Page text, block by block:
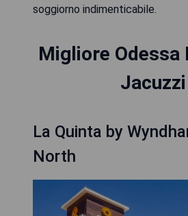
soggiorno indimenticabile.
Migliore Odessa
Jacuzzi
La Quinta by
North